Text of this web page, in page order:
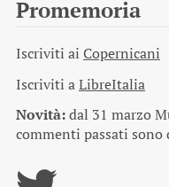
Promemoria
Iscriviti ai Copernicani
Iscriviti aLibreItalia
Novità:dal 31 marzo
commenti passati sono